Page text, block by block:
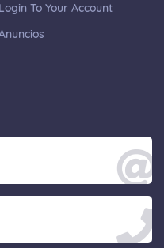
Login To Your Account